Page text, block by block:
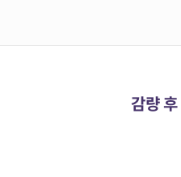
감량 후